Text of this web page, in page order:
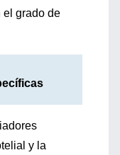
el grado de
y la